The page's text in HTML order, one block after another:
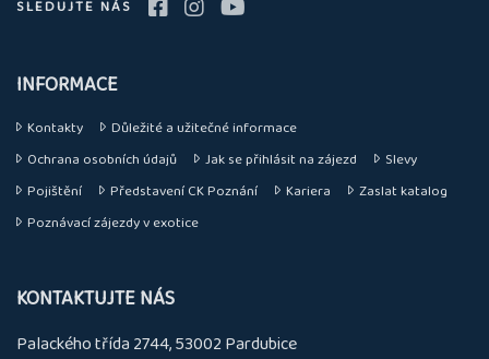
SLEDUJTE NÁS
INFORMACE
Kontakty
Důležité a užitečné informace
Ochrana osobních údajů
Jak se přihlásit na zájezd
Slevy
Pojištění
Představení CK Poznání Kariera
Zaslat katalog
Poznávací zájezdy v exotice
KONTAKTUJTE NÁS
Palackého třída 2744, 53002 Pardubice